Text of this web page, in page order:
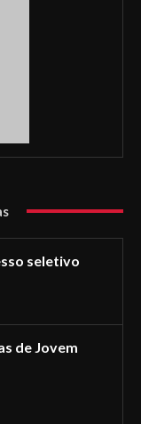
seletivo
de Jovem